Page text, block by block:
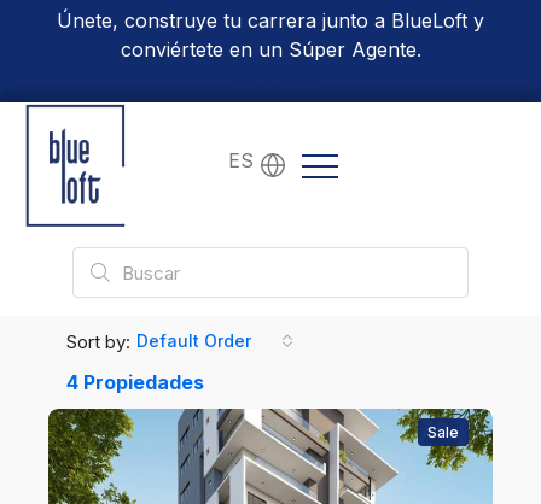
Únete, construye tu carrera junto a BlueLoft y
conviértete en un Súper Agente.
ES
4 Propiedades
Sort by: Default Order
Sale